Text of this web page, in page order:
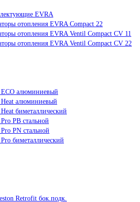
EVRA
отопления EVRA Compact 22
отопления EVRA Ventil Compact CV 11
отопления EVRA Ventil Compact CV 22
ECO алюминиевый
Heat алюминиевый
Heat биметаллический
PB стальной
Pro PN стальной
Pro биметаллический
Retrofit бок.подк.